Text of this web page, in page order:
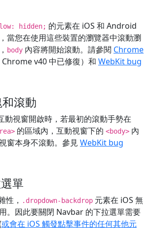
hidden; 的元素在 iOS 和 Android
當您在使用這些裝置的瀏覽器中滾動瀏
body 內容將開始滾動。請參閱 Chrome
Chrome v40 中已修復）和 WebKit bug
滾動
動視窗開啟時，若最初的滾動手勢在
的區域內，互動視窗下的 <body> 內
窗本身不滾動。參見 WebKit bug
單
性， .dropdown-backdrop 元素在 iOS 無
。因此要關閉 Navbar 的下拉選單需要
或會在 iOS 觸發點擊事件的任何其他元